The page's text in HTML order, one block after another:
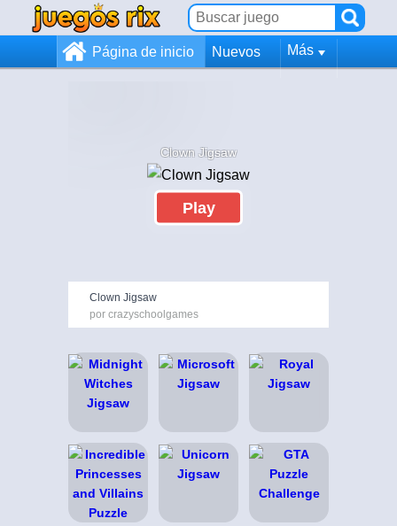
Página de inicio Nuevos Más
Clown Jigsaw
Play
Clown Jigsaw
por crazyschoolgames